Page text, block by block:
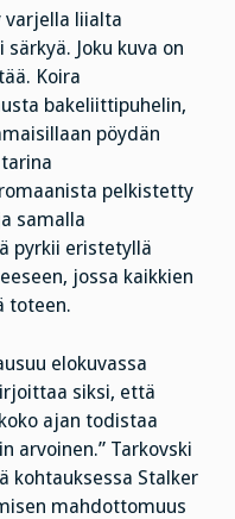
varjella liialta
Joku kuva on
Koira
bakeliittipuhelin,
pöydän
romaanista pelkistetty
samalla
pyrkii eristetyllä
jossa kaikkien
toteen.
elokuvassa
siksi, että
ajan todistaa
arvoinen.” Tarkovski
kohtauksessa Stalker
mahdottomuus